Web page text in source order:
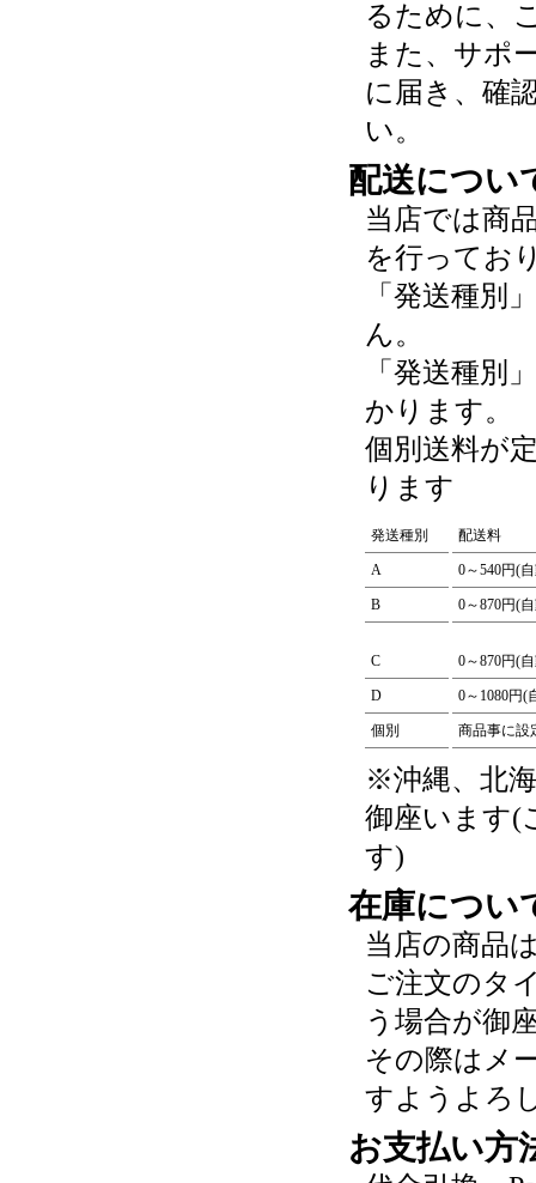
るために、
また、サポ
に届き、確
い。
配送につい
当店では商
を行ってお
「発送種別
ん。
「発送種別
かります。
個別送料が
ります
発送種別 配送料
A 0～540円(
B 0～870円(
C 0～870円(
D 0～1080円(
個別 商品事に設
※沖縄、北
御座います(
す)
在庫につい
当店の商品
ご注文のタ
う場合が御
その際はメ
すようよろ
お支払い方